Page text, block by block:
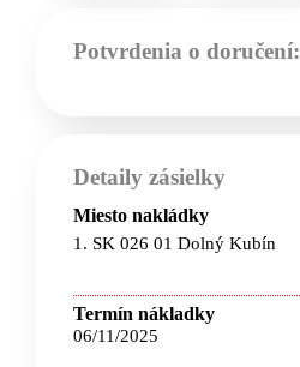
Potvrdenia o doručení:
Detaily zásielky
Miesto nakládky
1. SK 026 01 Dolný Kubín
Termín nákladky
06/11/2025